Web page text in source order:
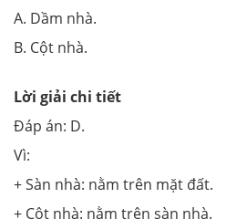
A. Dầm nhà. C.
B. Cột nhà. D.
Lời giải chi tiết
Đáp án: D.
Vì:
+ Sàn nhà: nằm trên mặt đất.
+ Cột nhà: nằm trên sàn nhà.